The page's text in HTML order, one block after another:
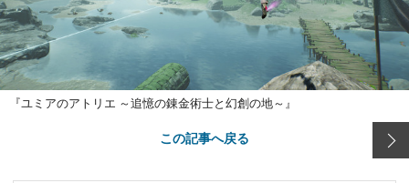
『ユミアのアトリエ ～追憶の錬金術士と幻創の地～』
この記事へ戻る